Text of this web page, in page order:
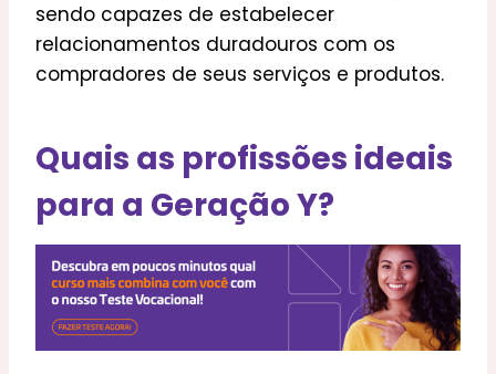
sendo capazes de estabelecer
relacionamentos duradouros com os
compradores de seus serviços e produtos.
Quais as profissões ideais
para a Geração Y?